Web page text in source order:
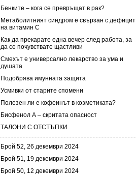
Бенките – кога се превръщат в рак?
Метаболитният синдром е свързан с дефицит
на витамин С
Как да прекарате една вечер след работа, за
да се почувствате щастливи
Смехът е универсално лекарство за ума и
душата
Подобрява имунната защита
Усмивки от старите спомени
Полезен ли е кофеинът в козметиката?
Бисфенол А – скритата опасност
ТАЛОНИ С ОТСТЪПКИ
Брой 52, 26 декември 2024
Брой 51, 19 декември 2024
Брой 50, 12 декември 2024